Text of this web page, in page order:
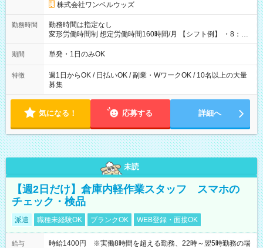
株式会社ワンベルウッズ
勤務時間
勤務時間は指定なし
変形労働時間制 想定労働時間160時間/月 【シフト例】 ・8：00
～21：00
期間 単発・1日のみOK
特徴
週1日からOK / 日払いOK / 副業・WワークOK / 10名以上の大量
募集
気になる！ 応募する 詳細へ
未読
【週2日だけ】倉庫内軽作業スタッフ スマホの
チェック・検品
派遣 職種未経験OK ブランクOK WEB登録・面接OK
給与
時給1400円 ※実働8時間を超える勤務、22時～翌5時勤務の場